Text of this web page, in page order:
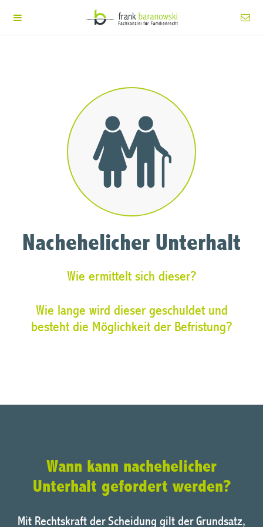
Nachehelicher Unterhalt
Wie ermittelt sich dieser?
Wie lange wird dieser geschuldet und
besteht die Möglichkeit der Befristung?
Wann kann nachehelicher
Unterhalt gefordert werden?
Mit Rechtskraft der Scheidung gilt der Grundsatz,